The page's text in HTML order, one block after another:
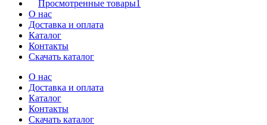
Просмотренные товары1
О нас
Доставка и оплата
Каталог
Контакты
Скачать каталог
О нас
Доставка и оплата
Каталог
Контакты
Скачать каталог